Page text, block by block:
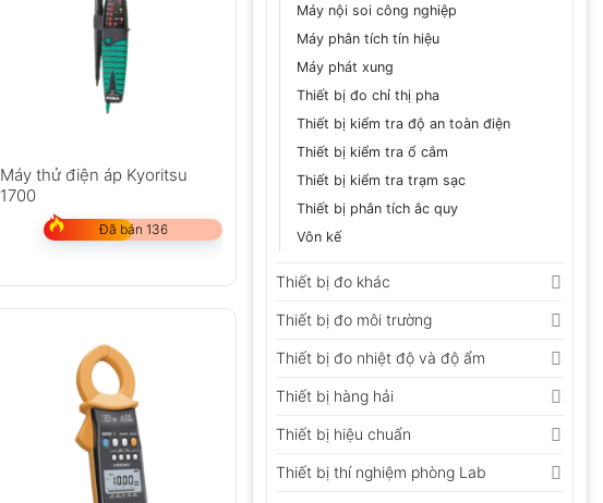
Máy nội soi công nghiệp
Máy phân tích tín hiệu
Máy phát xung
Thiết bị đo chỉ thị pha
Thiết bị kiểm tra độ an toàn điện
Thiết bị kiểm tra ổ cắm
Thiết bị kiểm tra trạm sạc
Thiết bị phân tích ắc quy
Vôn kế
Thiết bị đo khác
Thiết bị đo môi trường
Thiết bị đo nhiệt độ và độ ẩm
Thiết bị hàng hải
Thiết bị hiệu chuẩn
Thiết bị thí nghiệm phòng Lab
Máy thử điện áp Kyoritsu
1700
Đã bán 136